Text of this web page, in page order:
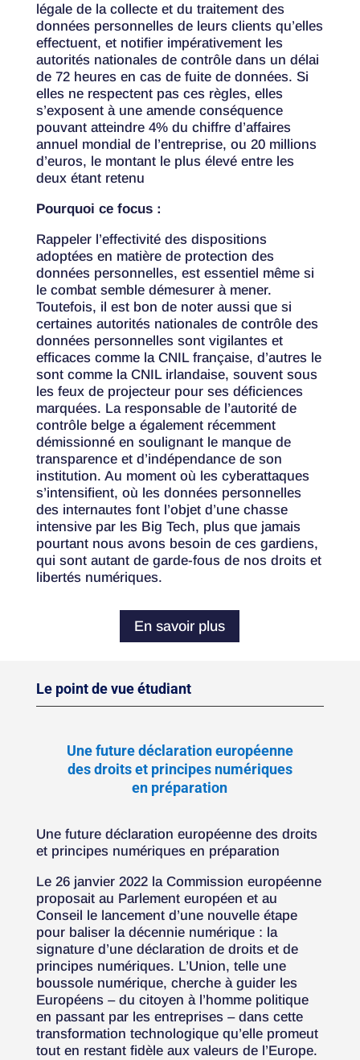
légale de la collecte et du traitement des
données personnelles de leurs clients qu’elles
effectuent, et notifier impérativement les
autorités nationales de contrôle dans un délai
de 72 heures en cas de fuite de données. Si
elles ne respectent pas ces règles, elles
s’exposent à une amende conséquence
pouvant atteindre 4% du chiffre d’affaires
annuel mondial de l’entreprise, ou 20 millions
d’euros, le montant le plus élevé entre les
deux étant retenu
Pourquoi ce focus :
Rappeler l’effectivité des dispositions
adoptées en matière de protection des
données personnelles, est essentiel même si
le combat semble démesurer à mener.
Toutefois, il est bon de noter aussi que si
certaines autorités nationales de contrôle des
données personnelles sont vigilantes et
efficaces comme la CNIL française, d’autres le
sont comme la CNIL irlandaise, souvent sous
les feux de projecteur pour ses déficiences
marquées. La responsable de l’autorité de
contrôle belge a également récemment
démissionné en soulignant le manque de
transparence et d’indépendance de son
institution. Au moment où les cyberattaques
s’intensifient, où les données personnelles
des internautes font l’objet d’une chasse
intensive par les Big Tech, plus que jamais
pourtant nous avons besoin de ces gardiens,
qui sont autant de garde-fous de nos droits et
libertés numériques.
En savoir plus
Le point de vue étudiant
Une future déclaration européenne
des droits et principes numériques
en préparation
Une future déclaration européenne des droits
et principes numériques en préparation
Le 26 janvier 2022 la Commission européenne
proposait au Parlement européen et au
Conseil le lancement d’une nouvelle étape
pour baliser la décennie numérique : la
signature d’une déclaration de droits et de
principes numériques. L’Union, telle une
boussole numérique, cherche à guider les
Européens – du citoyen à l’homme politique
en passant par les entreprises – dans cette
transformation technologique qu’elle promeut
tout en restant fidèle aux valeurs de l’Europe.